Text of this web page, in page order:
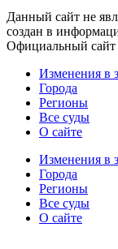
Данный сайт не
создан в
Официальный сайт
Изменения в
Города
Регионы
Все суды
О сайте
Изменения в
Города
Регионы
Все суды
О сайте